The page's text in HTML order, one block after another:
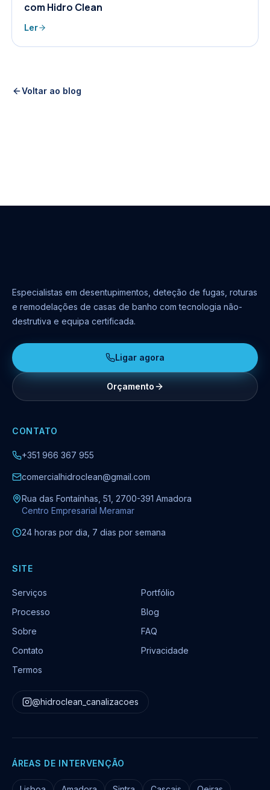
com Hidro Clean
Ler
Voltar ao blog
Especialistas em desentupimentos, deteção de fugas, roturas
e remodelações de casas de banho com tecnologia não-
destrutiva e equipa certificada.
Ligar agora
Orçamento
CONTATO
+351 966 367 955
comercialhidroclean@gmail.com
Rua das Fontaínhas, 51, 2700-391 Amadora
Centro Empresarial Meramar
24 horas por dia, 7 dias por semana
SITE
Serviços
Portfólio
Processo
Blog
Sobre
FAQ
Contato
Privacidade
Termos
@hidroclean_canalizacoes
ÁREAS DE INTERVENÇÃO